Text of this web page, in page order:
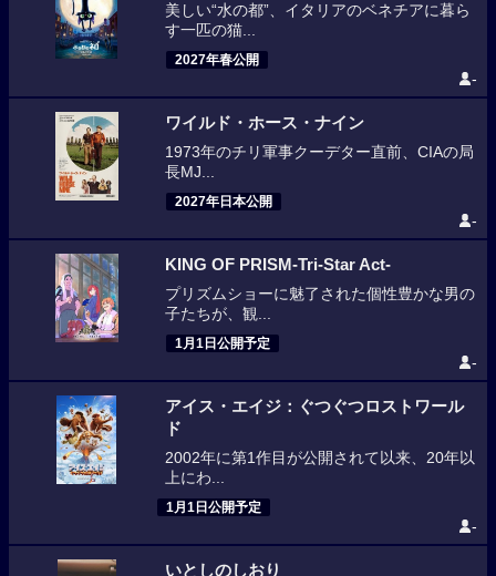
美しい“水の都”、イタリアのベネチアに暮ら
す一匹の猫...
2027年春公開
-
ワイルド・ホース・ナイン
1973年のチリ軍事クーデター直前、CIAの局
長MJ...
2027年日本公開
-
KING OF PRISM-Tri-Star Act-
プリズムショーに魅了された個性豊かな男の
子たちが、観...
1月1日公開予定
-
アイス・エイジ：ぐつぐつロストワール
ド
2002年に第1作目が公開されて以来、20年以
上にわ...
1月1日公開予定
-
いとしのしおり